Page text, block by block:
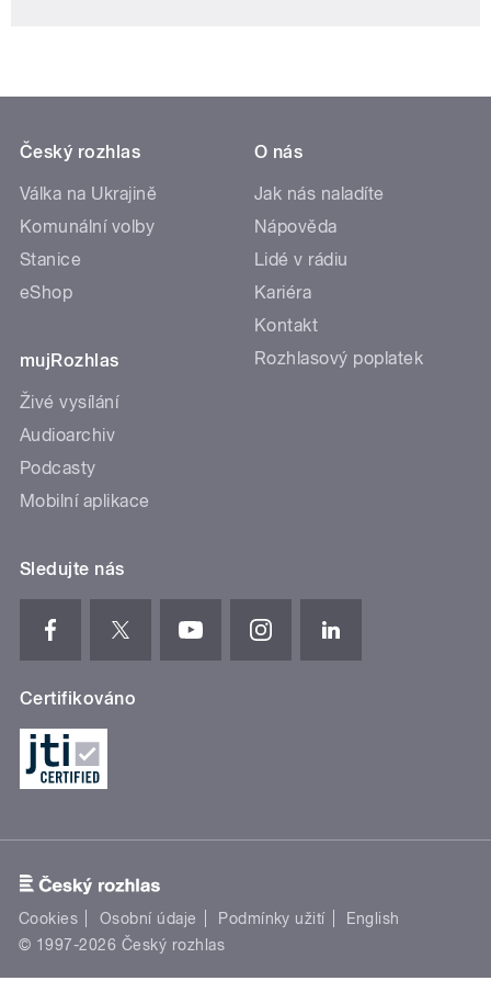
Český rozhlas
Válka na Ukrajině
Komunální volby
Stanice
eShop
mujRozhlas
Živé vysílání
Audioarchiv
Podcasty
Mobilní aplikace
O nás
Jak nás naladíte
Nápověda
Lidé v rádiu
Kariéra
Kontakt
Rozhlasový poplatek
Sledujte nás
Certifikováno
Cookies Osobní údaje Podmínky užití
English
© 1997-2026 Český rozhlas